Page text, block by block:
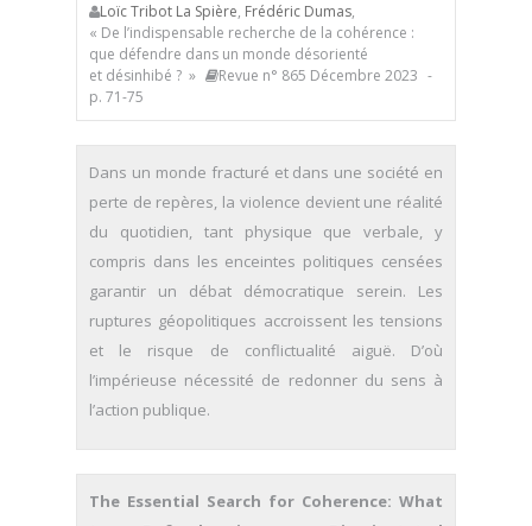
Loïc Tribot La Spière, Frédéric Dumas,
« De l’indispensable recherche de la cohérence :
que défendre dans un monde désorienté
et désinhibé ? »
Revue n° 865 Décembre 2023 -
p. 71-75
Dans un monde fracturé et dans une société en
perte de repères, la violence devient une réalité
du quotidien, tant physique que verbale, y
compris dans les enceintes politiques censées
garantir un débat démocratique serein. Les
ruptures géopolitiques accroissent les tensions
et le risque de conflictualité aiguë. D’où
l’impérieuse nécessité de redonner du sens à
l’action publique.
The Essential Search for Coherence: What